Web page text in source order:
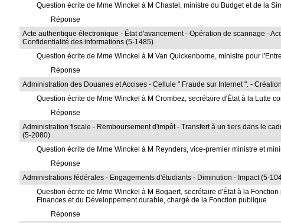
Question écrite de Mme Winckel à M Chastel, ministre du Budget et de la
Réponse
Acte authentique électronique - État d'avancement - Opération de scannage -
Confidentialité des informations (5-1485)
Question écrite de Mme Winckel à M Van Quickenborne, ministre pour
Réponse
Administration des Douanes et Accises - Cellule " Fraude sur Internet ". -
Question écrite de Mme Winckel à M Crombez, secrétaire d'État à la Lutte
Réponse
Administration fiscale - Remboursement d'impôt - Transfert à un tiers dans le
(5-2080)
Question écrite de Mme Winckel à M Reynders, vice-premier ministre et
Réponse
Administrations fédérales - Engagements d'étudiants - Diminution - Impact (5-
Question écrite de Mme Winckel à M Bogaert, secrétaire d'État à la
Finances et du Développement durable, chargé de la Fonction publique
Réponse